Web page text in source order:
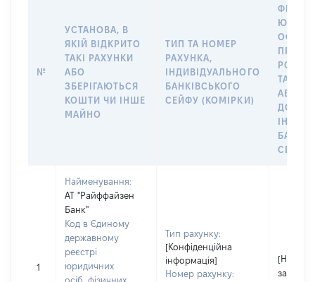
№
УСТАНОВА, В
ЯКІЙ ВІДКРИТО
ТАКІ РАХУНКИ
АБО
ЗБЕРІГАЮТЬСЯ
КОШТИ ЧИ ІНШЕ
МАЙНО
ТИП ТА НОМЕР
РАХУНКА,
ІНДИВІДУАЛЬНОГО
БАНКІВСЬКОГО
СЕЙФУ (КОМІРКИ)
ПРАВО
ТАКИМ
АБО
ДО
СЕЙФУ
1
Найменування:
АТ "Райффайзен
Банк"
Код в Єдиному
державному
реєстрі
юридичних
осіб, фізичних
Тип рахунку:
[Конфіденційна
інформація]
Номер рахунку:
[Не